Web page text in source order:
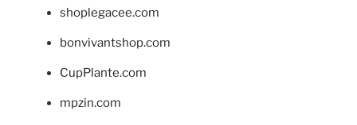
shoplegacee.com
bonvivantshop.com
CupPlante.com
mpzin.com